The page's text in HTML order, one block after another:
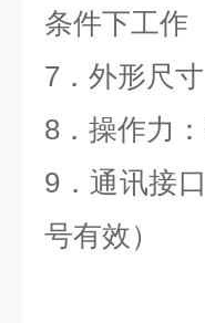
条件下工作
7．外形尺
8．操作力
9．通讯接
号有效）